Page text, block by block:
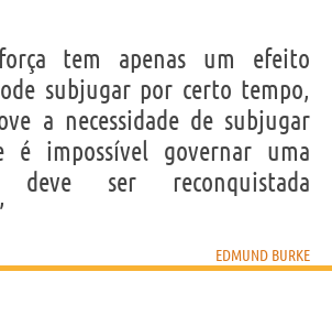
tem apenas um efeito
subjugar por certo tempo,
a necessidade de subjugar
é impossível governar uma
ser reconquistada
EDMUND BURKE